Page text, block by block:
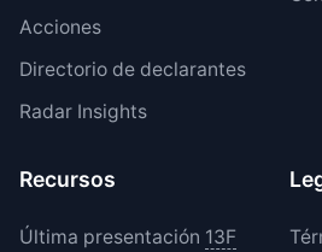
Acciones
Directorio de declarantes
Radar Insights
Recursos
Última presentación 13F